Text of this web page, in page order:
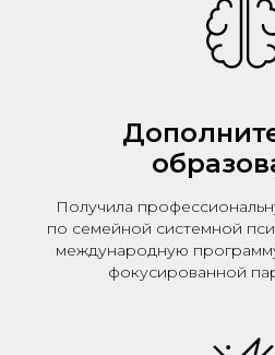
Получила
по семейной системной
международную
фокусированной